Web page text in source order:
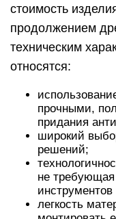
стоимость
продолжением
техническим
относятся:
прочными,
придания
широкий
решений;
не
легкость